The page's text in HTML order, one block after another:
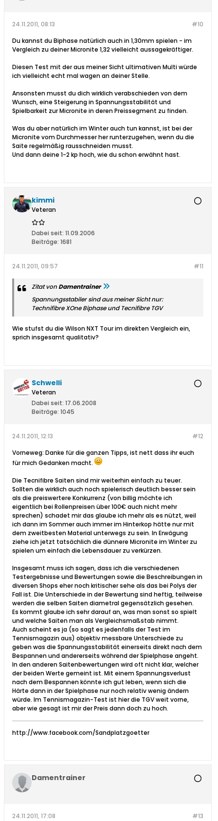
#10
24.11.2011, 08:13
Du kannst du Biphase natürlich auch in 1,30mm spielen - im
Vergleich zu deiner Micronite 1,32 vielleicht aussagekräftiger.
Diesen Test mit der aus meiner Sicht ultimativen Multi würde
ich vielleicht echt mal wagen an deiner Stelle.
Ansonsten musst du dich wirklich verabschieden von dem
Wunsch, eine Steigerung in Spannungsstabilität und
Spielbarkeit zur Micronite in deren Preissegment zu finden.
Was du aber natürlich im Winter auch tun kannst, ist bei der
Micronite vom Durchmesser her runterzugehen, wenn du die
Saite regelmäßig rausschneiden musst.
Und dann deine 1-2 kp hoch, wie du schon erwähnt hast.
kimmi
Veteran
Dabei seit: 11.09.2006
Beiträge: 1681
#11
24.11.2011, 09:57
Zitat vonDamentrainer
Spannungsstabiler sind aus meiner Sicht nur:
Technifibre XOne Biphase und Tecnifibre TGV
Wie stufst du die Wilson NXT Tour im direkten Vergleich ein,
sprich insgesamt qualitativ?
Schwelli
Veteran
Dabei seit: 17.06.2008
Beiträge: 1045
#12
24.11.2011, 12:13
Vorneweg: Danke für die ganzen Tipps, ist nett dass ihr euch
für mich Gedanken macht.
Die Tecnifibre Saiten sind mir weiterhin einfach zu teuer.
Sollten die wirklich auch noch spielerisch deutlich besser sein
als die preiswertere Konkurrenz (von billig möchte ich
eigentlich bei Rollenpreisen über 100€ auch nicht mehr
sprechen) schadet mir das glaube ich mehr als es nützt, weil
ich dann im Sommer auch immer im Hinterkop hätte nur mit
dem zweitbesten Material unterwegs zu sein. In Erwägung
ziehe ich jetzt tatsächlich die dünnere Micronite im Winter zu
spielen um einfach die Lebensdauer zu verkürzen.
Insgesamt muss ich sagen, dass ich die verschiedenen
Testergebnisse und Bewertungen sowie die Beschreibungen in
diversen Shops eher noch kritischer sehe als das bei Polys der
Fall ist. Die Unterschiede in der Bewertung sind heftig, teilweise
werden die selben Saiten diametral gegensätzlich gesehen.
Es kommt glaube ich sehr darauf an, was man sonst so spielt
und welche Saiten man als Vergleichsmaßstab nimmt.
Auch scheint es ja (so sagt es jedenfalls der Test im
Tennismagazin aus) objektiv messbare Unterschiede zu
geben was die Spannungsstabilität einerseits direkt nach dem
Bespannen und andererseits während der Spielphase angeht.
In den anderen Saitenbewertungen wird oft nicht klar, welcher
der beiden Werte gemeint ist. Mit einem Spannungsverlust
nach dem Bespannen könnte ich gut leben, wenn sich die
Härte dann in der Spielphase nur noch relativ wenig ändern
würde. Im Tennismagazin-Test ist hier die TGV weit vorne,
aber wie gesagt ist mir der Preis dann doch zu hoch.
http://www.facebook.com/Sandplatzgoetter
Damentrainer
#13
24.11.2011, 17:08